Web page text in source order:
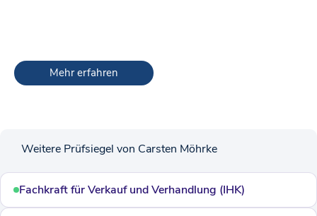
Mehr erfahren
Weitere Prüfsiegel von Carsten Möhrke
Fachkraft für Verkauf und Verhandlung (IHK)